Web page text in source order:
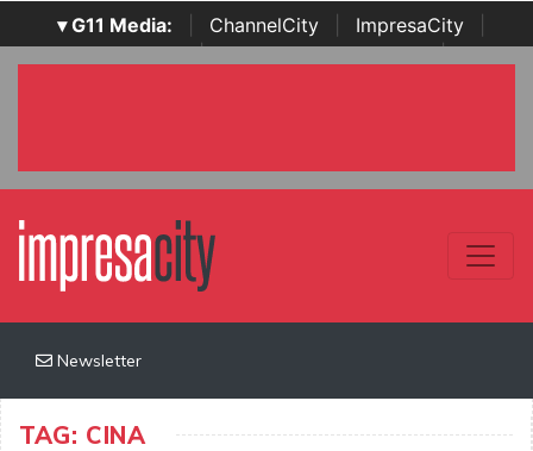
▾ G11 Media: ChannelCity ImpresaCity
SecurityOpenLab | Italian Channel Awards | Italian
Newsletter
TAG: CINA